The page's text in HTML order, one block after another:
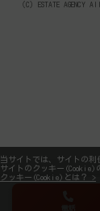
当サイトでは、サイトの利
サイトのクッキー(Cookie)
クッキー(Cookie)とは？ >
（C）ESTATE